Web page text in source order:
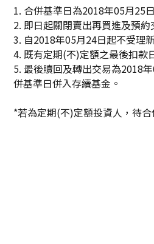
1. 合併基準日為2018年05月25
2. 即日起關閉賣出再買進及預約
3. 自2018年05月24日起不受理
4. 既有定期(不)定額之最後扣款
5. 最後贖回及轉出交易為2018
併基準日併入存續基金。
*若為定期(不)定額投資人，待